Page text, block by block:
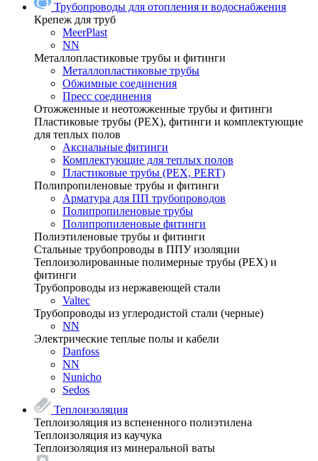
Трубопроводы для отопления и водоснабжения
Крепеж для труб
MeerPlast
NN
Металлопластиковые трубы и фитинги
Металлопластиковые трубы
Обжимные соединения
Пресс соединения
Отожженные и неотожженные трубы и фитинги
Пластиковые трубы (РЕХ), фитинги и комплектующие
для теплых полов
Аксиальные фитинги
Комплектующие для теплых полов
Пластиковые трубы (РЕХ, PERT)
Полипропиленовые трубы и фитинги
Арматура для ПП трубопроводов
Полипропиленовые трубы
Полипропиленовые фитинги
Полиэтиленовые трубы и фитинги
Стальные трубопроводы в ППУ изоляции
Теплоизолированные полимерные трубы (РЕХ) и
фитинги
Трубопроводы из нержавеющей стали
Valtec
Трубопроводы из углеродистой стали (черные)
NN
Электрические теплые полы и кабели
Danfoss
NN
Nunicho
Sedos
Теплоизоляция
Теплоизоляция из вспененного полиэтилена
Теплоизоляция из каучука
Теплоизоляция из минеральной ваты